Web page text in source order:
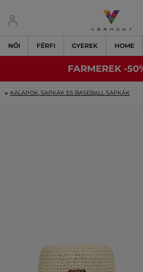
NŐI FÉRFI GYEREK HOME
FARMEREK -
KALAPOK, SAPKÁK ES BASEBALL SAPKÁK